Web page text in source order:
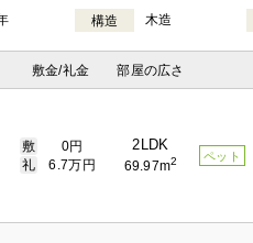
構造 木造
敷金/礼金 部屋の広さ
敷
0円
礼
6.7万円
2LDK
69.97m2 ペット